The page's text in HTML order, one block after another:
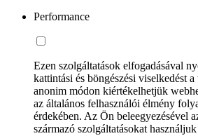
Performance
Ezen szolgáltatások elfogadásával
kattintási és böngészési viselkedést
anonim módon kiértékelhetjük
az általános felhasználói élmény
érdekében. Az Ön beleegyezésével
származó szolgáltatásokat